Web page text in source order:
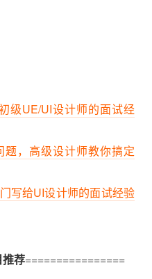
级UE/UI设计师的面试经
题，高级设计师教你搞定
写给UI设计师的面试经验
荐================